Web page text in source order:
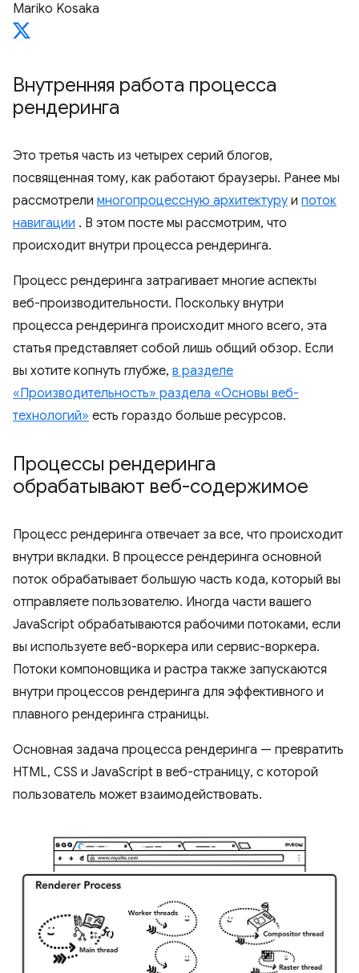
Mariko Kosaka
Внутренняя работа процесса
рендеринга
Это третья часть из четырех серий блогов,
посвященная тому, как работают браузеры. Ранее мы
рассмотрели многопроцессную архитектуру и поток
навигации . В этом посте мы рассмотрим, что
происходит внутри процесса рендеринга.
Процесс рендеринга затрагивает многие аспекты
веб-производительности. Поскольку внутри
процесса рендеринга происходит много всего, эта
статья представляет собой лишь общий обзор. Если
вы хотите копнуть глубже, в разделе
«Производительность» раздела «Основы веб-
технологий» есть гораздо больше ресурсов.
Процессы рендеринга
обрабатывают веб-содержимое
Процесс рендеринга отвечает за все, что происходит
внутри вкладки. В процессе рендеринга основной
поток обрабатывает большую часть кода, который вы
отправляете пользователю. Иногда части вашего
JavaScript обрабатываются рабочими потоками, если
вы используете веб-воркера или сервис-воркера.
Потоки компоновщика и растра также запускаются
внутри процессов рендеринга для эффективного и
плавного рендеринга страницы.
Основная задача процесса рендеринга — превратить
HTML, CSS и JavaScript в веб-страницу, с которой
пользователь может взаимодействовать.